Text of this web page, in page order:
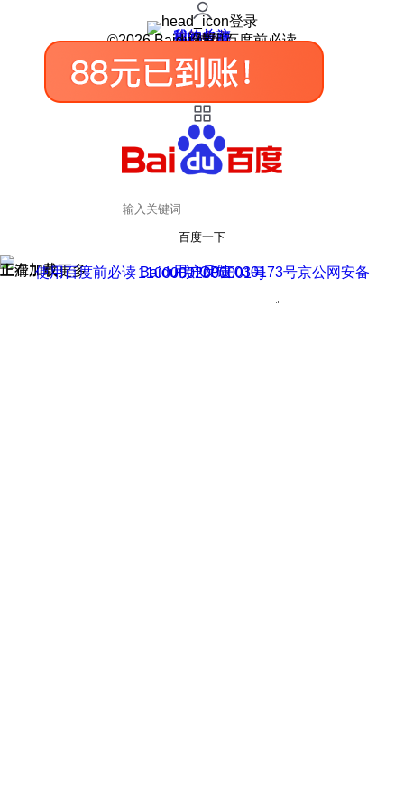
登录
我的关注
我的收藏
皮肤中心
用户反馈
设置
©2026 Baidu 使用百度前必读
百度一下
正在加载
上滑加载更多 用户反馈
使用百度前必读 Baidu 京ICP证030173号
京公网安备11000002000001号